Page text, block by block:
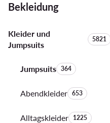
Bekleidung
Kleider und
Jumpsuits
5821
JumpsuitsAnzahl der
364
AbendkleiderAnzahl der
653
AlltagskleiderAnzahl der
1225